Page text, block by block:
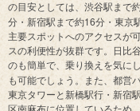
広尾駅の交通アクセス・
広尾駅には、東京メトロ日比
駅と六本木駅があり、非常に
の目安としては、渋谷駅まで約
分・新宿駅まで約 16 分・東京